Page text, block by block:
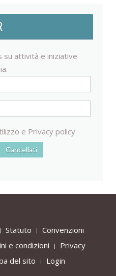
su attività e iniziative
e Privacy policy
Statuto
Convenzioni
e condizioni
Privacy
del sito Login